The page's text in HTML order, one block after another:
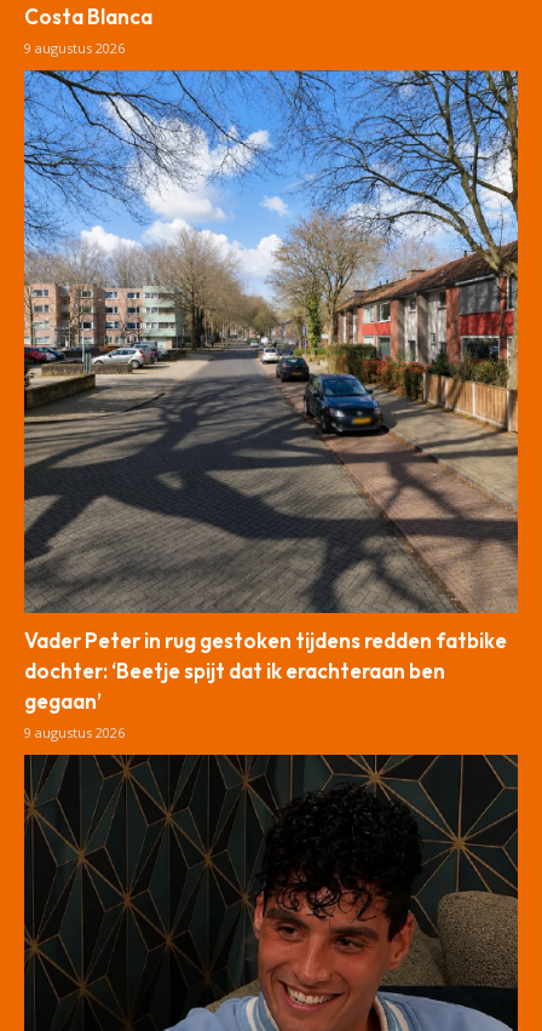
Costa Blanca
9 augustus 2026
Vader Peter in rug gestoken tijdens redden fatbike
dochter: ‘Beetje spijt dat ik erachteraan ben
gegaan’
9 augustus 2026